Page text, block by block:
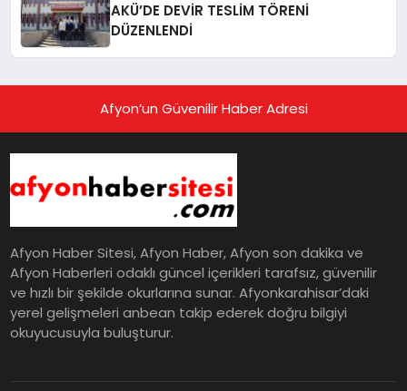
AKÜ’DE DEVİR TESLİM TÖRENİ
DÜZENLENDİ
Afyon’un Güvenilir Haber Adresi
Afyon Haber Sitesi, Afyon Haber, Afyon son dakika ve
Afyon Haberleri odaklı güncel içerikleri tarafsız, güvenilir
ve hızlı bir şekilde okurlarına sunar. Afyonkarahisar’daki
yerel gelişmeleri anbean takip ederek doğru bilgiyi
okuyucusuyla buluşturur.